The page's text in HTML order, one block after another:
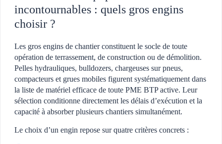
incontournables : quels gros engins
choisir ?
Les gros engins de chantier constituent le socle de toute
opération de terrassement, de construction ou de démolition.
Pelles hydrauliques, bulldozers, chargeuses sur pneus,
compacteurs et grues mobiles figurent systématiquement dans
la liste de matériel efficace de toute PME BTP active. Leur
sélection conditionne directement les délais d’exécution et la
capacité à absorber plusieurs chantiers simultanément.
Le choix d’un engin repose sur quatre critères concrets :